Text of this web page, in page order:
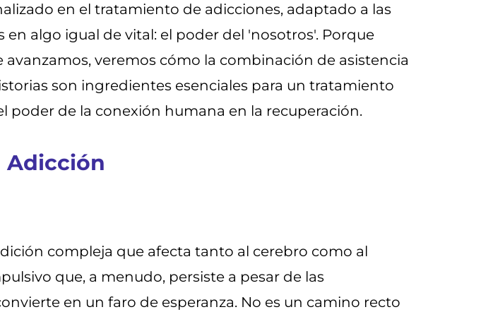
en el tratamiento de adicciones, adaptado a las
algo igual de vital: el poder del 'nosotros'. Porque
veremos cómo la combinación de asistencia
son ingredientes esenciales para un tratamiento
poder de la conexión humana en la recuperación.
Adicción
compleja que afecta tanto al cerebro como al
que, a menudo, persiste a pesar de las
en un faro de esperanza. No es un camino recto